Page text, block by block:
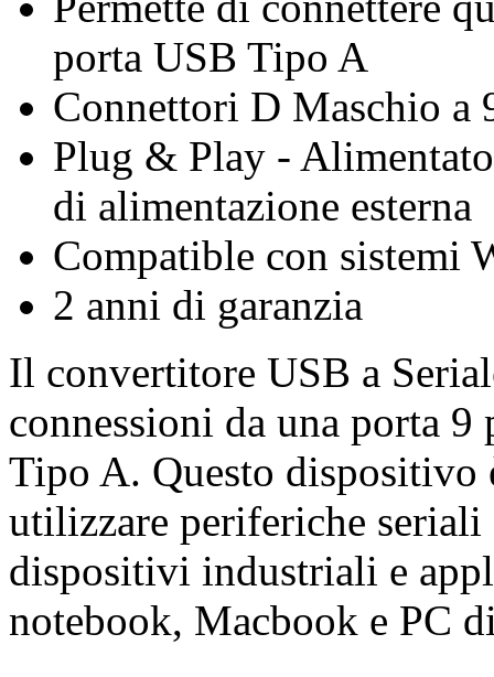
porta USB Tipo A
Connettori D Maschio a
Plug & Play -
di alimentazione esterna
Compatible con sistemi
2 anni di garanzia
Il convertitore USB a
connessioni da una porta
Tipo A. Questo dispositivo
utilizzare periferiche seriali
dispositivi industriali e
notebook, Macbook e PC